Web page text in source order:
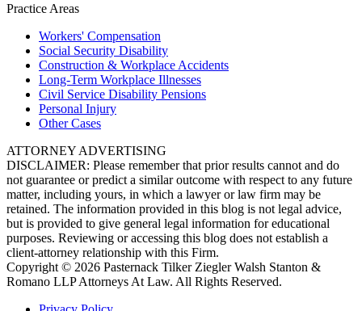
Practice Areas
Workers' Compensation
Social Security Disability
Construction & Workplace Accidents
Long-Term Workplace Illnesses
Civil Service Disability Pensions
Personal Injury
OtherCases
ATTORNEY ADVERTISING
DISCLAIMER: Please remember that prior results cannot and do
not guarantee or predict a similar outcome with respect to any future
matter, including yours, in which a lawyer or law firm may be
retained. The information provided in this blog is not legal advice,
but is provided to give general legal information for educational
purposes. Reviewing or accessing this blog does not establish a
client-attorney relationship with this Firm.
Copyright © 2026 Pasternack Tilker Ziegler Walsh Stanton &
Romano LLP Attorneys At Law. All Rights Reserved.